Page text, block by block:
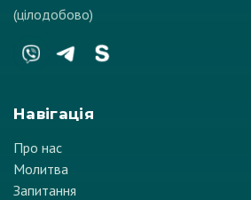
(цілодобово)
Навігація
Про нас
Молитва
Запитання